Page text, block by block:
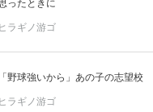
ったときに
ヒラギノ游ゴ
「野球強いから」あの子の志望校
ヒラギノ游ゴ